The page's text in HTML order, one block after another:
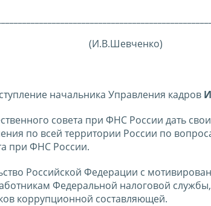
(И.В.Шевченко)
начальника Управления кадров
совета при ФНС России дать
по всей территории России по
при ФНС России.
Российской Федерации с
Федеральной налоговой
коррупционной составляющей.